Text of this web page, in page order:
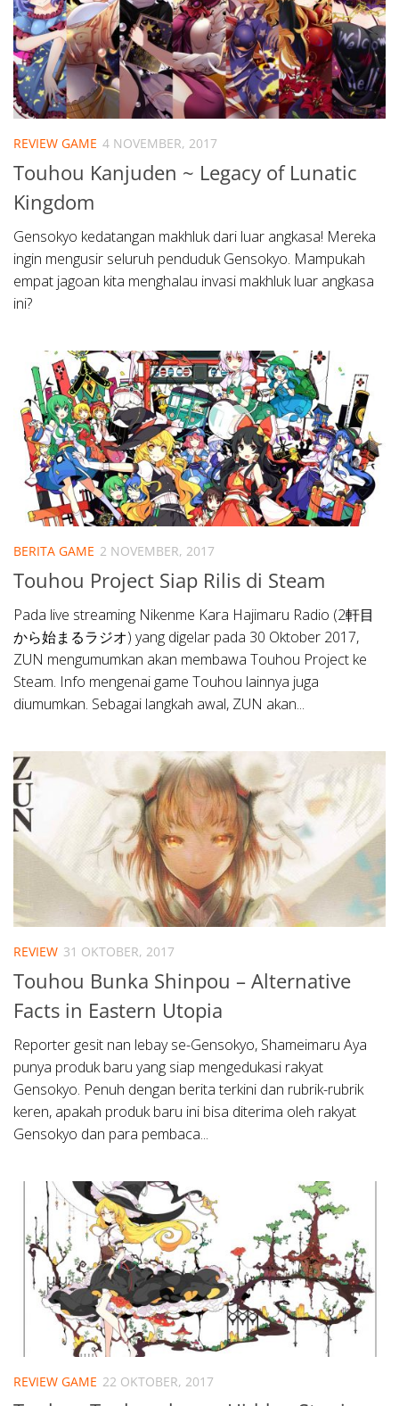
REVIEW GAME 4 NOVEMBER, 2017
Touhou Kanjuden ~ Legacy of Lunatic
Kingdom
Gensokyo kedatangan makhluk dari luar angkasa! Mereka
ingin mengusir seluruh penduduk Gensokyo. Mampukah
empat jagoan kita menghalau invasi makhluk luar angkasa
ini?
BERITA GAME 2 NOVEMBER, 2017
Touhou Project Siap Rilis di Steam
Pada live streaming Nikenme Kara Hajimaru Radio (2軒目
から始まるラジオ) yang digelar pada 30 Oktober 2017,
ZUN mengumumkan akan membawa Touhou Project ke
Steam. Info mengenai game Touhou lainnya juga
diumumkan. Sebagai langkah awal, ZUN akan...
REVIEW 31 OKTOBER, 2017
Touhou Bunka Shinpou – Alternative
Facts in Eastern Utopia
Reporter gesit nan lebay se-Gensokyo, Shameimaru Aya
punya produk baru yang siap mengedukasi rakyat
Gensokyo. Penuh dengan berita terkini dan rubrik-rubrik
keren, apakah produk baru ini bisa diterima oleh rakyat
Gensokyo dan para pembaca...
REVIEW GAME 22 OKTOBER, 2017